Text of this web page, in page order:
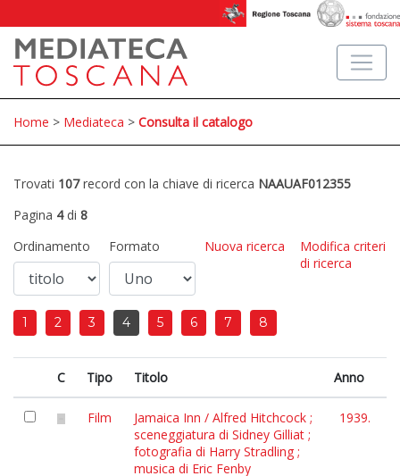
Home > Mediateca > Consulta il catalogo
Trovati 107record con la chiave di ricerca NAAUAF012355
Pagina 4di 8
Ordinamento
Formato Nuova ricerca
Modifica criteri
di ricerca
1 2 3 4 5 6 7 8
C Tipo Titolo Anno
Film
Jamaica Inn / Alfred Hitchcock ;
sceneggiatura di Sidney Gilliat ;
fotografia di Harry Stradling ;
musica di Eric Fenby
1939.